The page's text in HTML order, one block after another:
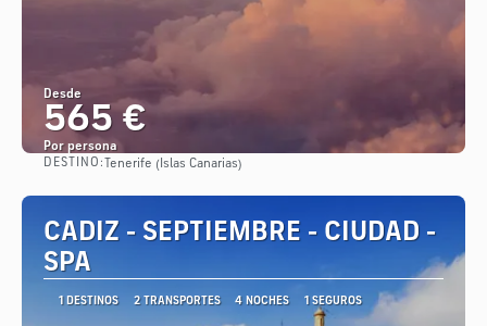
Desde
565 €
Por persona
Ver
DESTINO: Tenerife (Islas Canarias)
CADIZ - SEPTIEMBRE - CIUDAD -
SPA
1 DESTINOS 2 TRANSPORTES 4 NOCHES 1 SEGUROS